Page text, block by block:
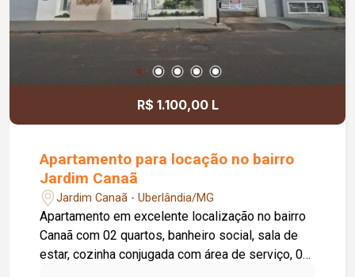
R$ 1.100,00 L
Apartamento para locação no bairro
Jardim Canaã
Jardim Canaã - Uberlândia/MG
Apartamento em excelente localização no bairro
Canaã com 02 quartos, banheiro social, sala de
estar, cozinha conjugada com área de serviço, 01